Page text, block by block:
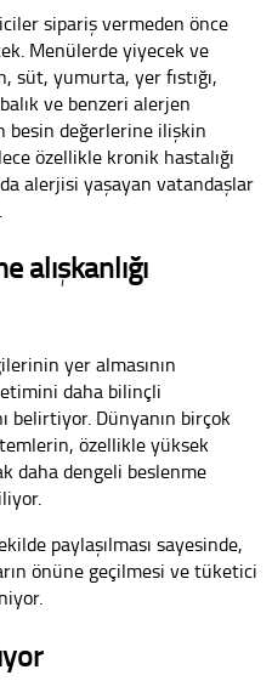
sipariş vermeden önce
Menülerde yiyecek ve
süt, yumurta, yer fıstığı,
ve benzeri alerjen
değerlerine ilişkin
özellikle kronik hastalığı
alerjisi yaşayan vatandaşlar
alışkanlığı
yer almasının
daha bilinçli
belirtiyor. Dünyanın birçok
özellikle yüksek
daha dengeli beslenme
paylaşılması sayesinde,
önüne geçilmesi ve tüketici